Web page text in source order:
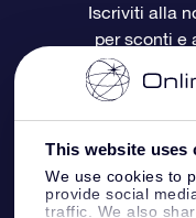
This website uses
We use cookies to
provide social
traffic. We also
OSR
Gift Card OSR
Doni aziendali
Star Page
One Million Stars
OSR Starsaver
Informazioni di
Politica di reso
Iscriviti alla
per sconti e